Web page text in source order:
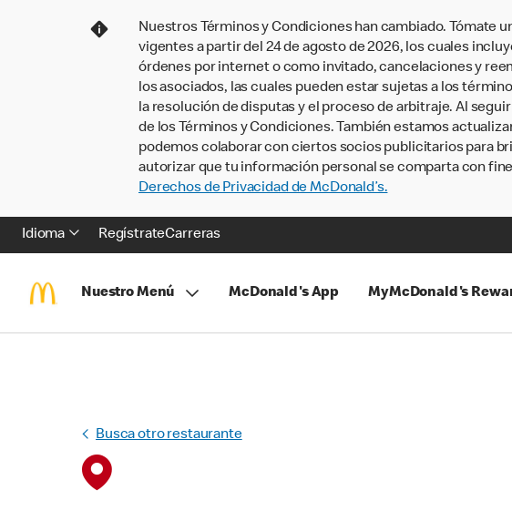
Nuestros Términos y Condiciones han cambiado. Tómate
vigentes a partir del 24 de agosto de 2026, los cuales
órdenes por internet o como invitado, cancelaciones y
los asociados, las cuales pueden estar sujetas a los
la resolución de disputas y el proceso de arbitraje. Al
de los Términos y Condiciones. También estamos
podemos colaborar con ciertos socios publicitarios para
autorizar que tu información personal se comparta con
Derechos de Privacidad de McDonald’s.
Idioma RegístrateCarreras
Nuestro Menú McDonald's App MyMcDonald's
Busca otro restaurante